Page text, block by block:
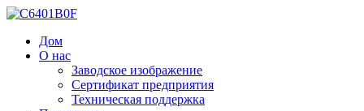
Дом
О нас
Заводское изображение
Сертификат предприятия
Техническая поддержка